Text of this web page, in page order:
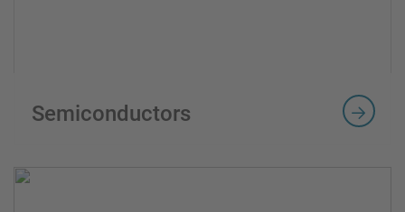
Semiconductors